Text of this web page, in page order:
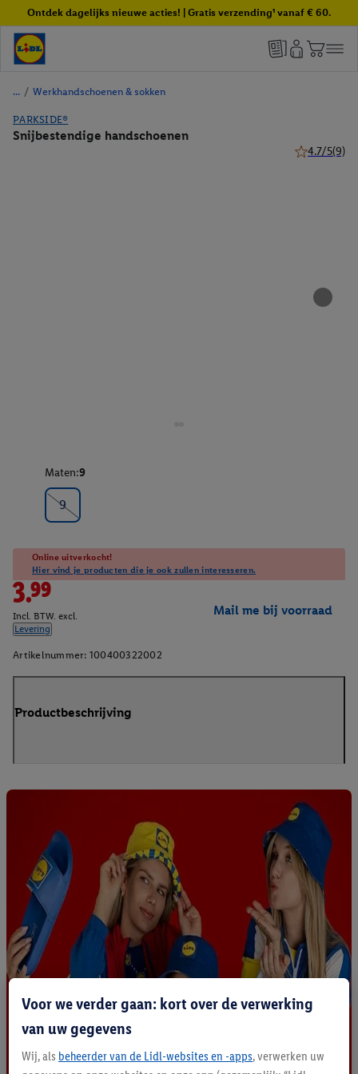
Ontdek dagelijks nieuwe acties! | Gratis verzending¹ vanaf € 60.
/ Werkhandschoenen & sokken
PARKSIDE®
Snijbestendige handschoenen
4.7/5(9)
Maten:9
9
Online uitverkocht!
Hier vind je producten die je ook zullen interesseren.
3.99
Incl. BTW. excl.
Levering
Mail me bij voorraad
Artikelnummer: 100400322002
Productbeschrijving
Voor we verder gaan: kort over de verwerking
van uw gegevens
Wij, als beheerder van de Lidl-websites en -apps, verwerken uw